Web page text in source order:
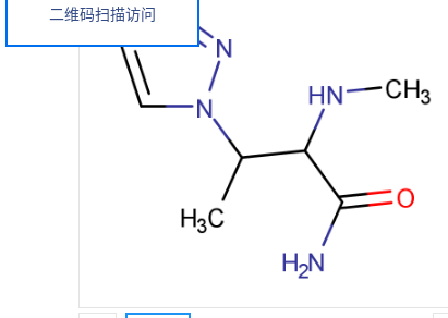
二维码扫描访问